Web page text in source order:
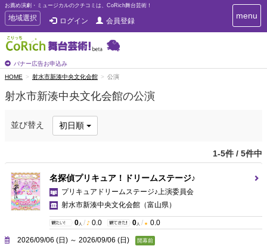
お薦め演劇・ミュージカルのクチコミは、CoRich舞台芸術！
T
o
g
g
e
n
v
a
地域選択 ログイン 会員登録
バナー広告お申込み
T
o
t
menu
HOME 射水市新湊中央文化会館 公演
射水市新湊中央文化会館の公演
並び替え 初日順
1-5件 / 5件中
名探偵プリキュア！ドリームステージ♪
プリキュアドリームステージ♪上演委員会
射水市新湊中央文化会館 （富山県）
0 人 / 0.0 0 人 / 0.0
2026/09/06 (日) ～ 2026/09/06 (日) 開幕前